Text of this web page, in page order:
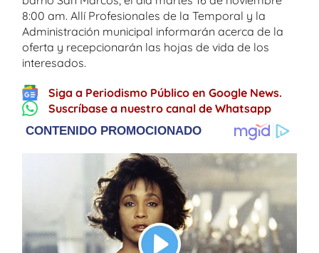
8:00 am. Allí Profesionales de la Temporal y la
Administración municipal informarán acerca de la
oferta y recepcionarán las hojas de vida de los
interesados.
Siga a Periodismo Público en Google News.
Suscríbase a nuestro canal de Whatsapp